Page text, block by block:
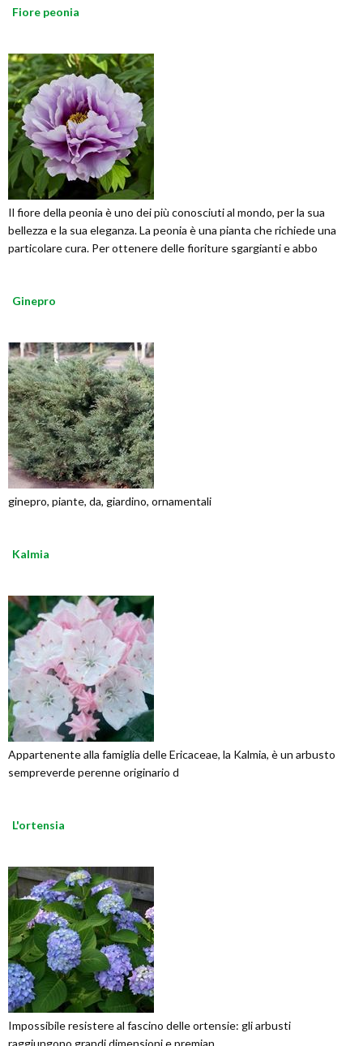
Fiore peonia
Il fiore della peonia è uno dei più conosciuti al mondo, per la sua
bellezza e la sua eleganza. La peonia è una pianta che richiede una
particolare cura. Per ottenere delle fioriture sgargianti e abbo
Ginepro
ginepro, piante, da, giardino, ornamentali
Kalmia
Appartenente alla famiglia delle Ericaceae, la Kalmia, è un arbusto
sempreverde perenne originario d
L'ortensia
Impossibile resistere al fascino delle ortensie: gli arbusti